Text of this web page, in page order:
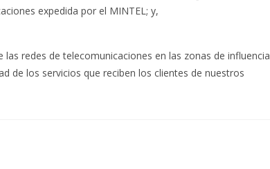
expedida por el MINTEL; y,
redes de telecomunicaciones en las zonas de influencia
de los servicios que reciben los clientes de nuestros